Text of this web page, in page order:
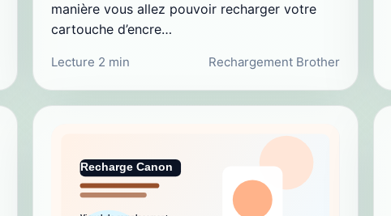
manière vous allez pouvoir recharger votre
cartouche d’encre…
Lecture 2 min Rechargement Brother